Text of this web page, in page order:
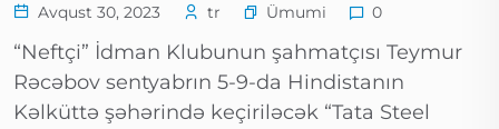
Avqust 30, 2023 tr Ümumi 0
“Neftçi” İdman Klubunun şahmatçısı Teymur
Rəcəbov sentyabrın 5-9-da Hindistanın
Kəlküttə şəhərində keçiriləcək “Tata Steel